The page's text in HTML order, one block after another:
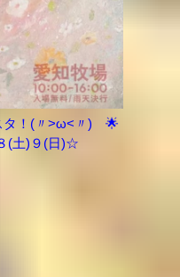
タ！(〃>ω<〃) 🌟
(土)９(日)☆